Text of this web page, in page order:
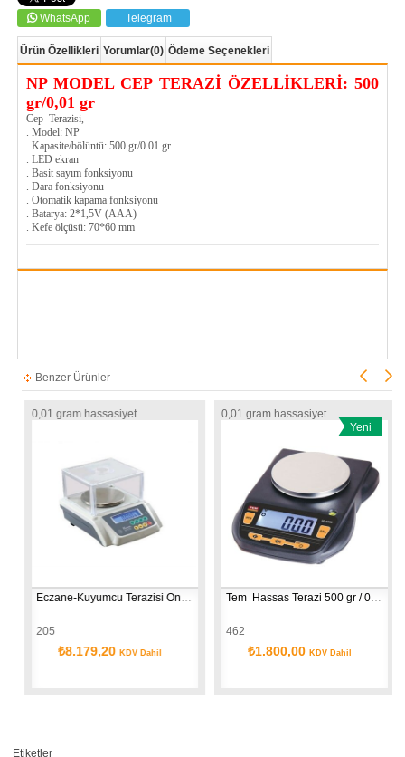
WhatsApp Telegram
Ürün Özellikleri Yorumlar(0) Ödeme Seçenekleri
NP MODEL CEP TERAZİ ÖZELLİKLERİ: 500
gr/0,01 gr
Cep Terazisi,
. Model: NP
. Kapasite/bölüntü: 500 gr/0.01 gr.
. LED ekran
. Basit sayım fonksiyonu
. Dara fonksiyonu
. Otomatik kapama fonksiyonu
. Batarya: 2*1,5V (AAA)
. Kefe ölçüsü: 70*60 mm
Benzer Ürünler
0,01 gram hassasiyet
Eczane-Kuyumcu Terazisi Onaylı
205
₺8.179,20 KDV Dahil
0,01 gram hassasiyet
Tem  Hassas Terazi 500 gr / 0,01 gr SF-400D-0,5 Model
462
₺1.800,00 KDV Dahil
Yeni
Etiketler